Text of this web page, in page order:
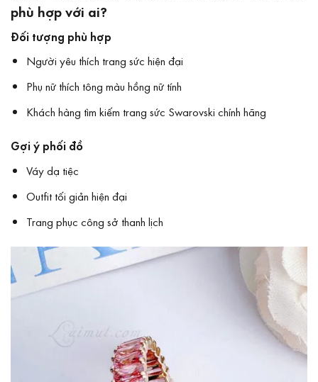
phù hợp với ai?
Đối tượng phù hợp
Người yêu thích trang sức hiện đại
Phụ nữ thích tông màu hồng nữ tính
Khách hàng tìm kiếm trang sức Swarovski chính hãng
Gợi ý phối đồ
Váy dạ tiệc
Outfit tối giản hiện đại
Trang phục công sở thanh lịch